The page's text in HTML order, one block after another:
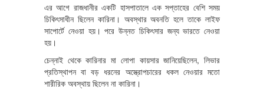
এর আগে রাজধানীর একটি হাসপাতালে এক সপ্তাহের বেশি সময়
চিকিৎসাধীন ছিলেন কারিনা। অবস্থার অবনতি হলে তাকে লাইফ
সাপোর্টে নেওয়া হয়। পরে উন্নত চিকিৎসার জন্য ভারতে নেওয়া
হয়।
চেন্নাই থেকে কারিনার মা লোপা কায়সার জানিয়েছিলেন, লিভার
প্রতিস্থাপন বা বড় ধরনের অস্ত্রোপচারের ধকল নেওয়ার মতো
শারীরিক অবস্থায় ছিলেন না কারিনা।